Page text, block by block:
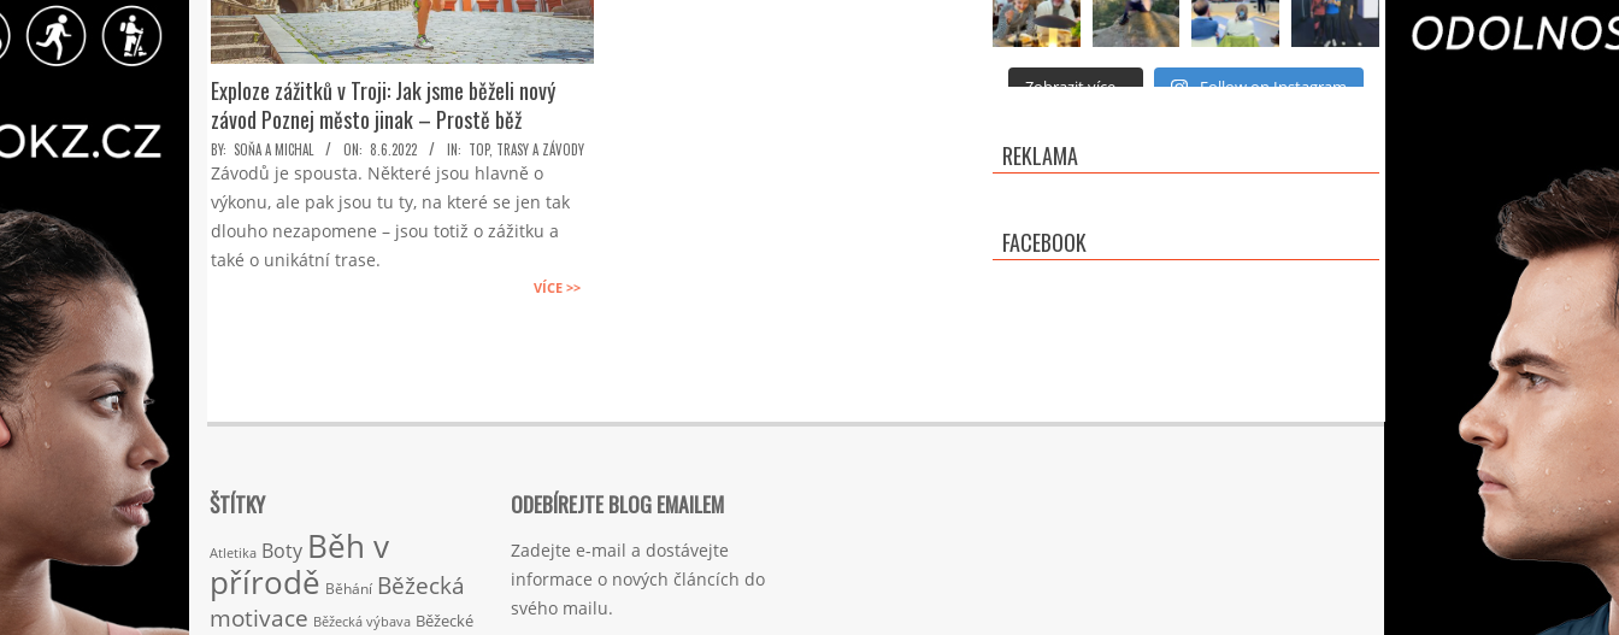
Exploze zážitků v Troji: Jak jsme běželi nový
závod Poznej město jinak – Prostě běž
2022-
06-
08
BY: SOŇA A MICHAL ON: 8.6.2022 IN: TOP, TRASY A ZÁVODY
Závodů je spousta. Některé jsou hlavně o
výkonu, ale pak jsou tu ty, na které se jen tak
dlouho nezapomene – jsou totiž o zážitku a
také o unikátní trase.
VÍCE >>
Zobrazit více... Follow on Instagram
REKLAMA
FACEBOOK
ŠTÍTKY
Atletika Boty Běh v
přírodě Běhání Běžecká
motivace Běžecká výbava Běžecké
ODEBÍREJTE BLOG EMAILEM
Zadejte e-mail a dostávejte
informace o nových článcích do
svého mailu.